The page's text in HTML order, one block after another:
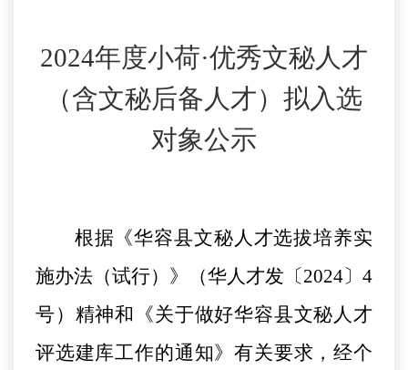
2024年度小荷·优秀文秘人才
（含文秘后备人才）拟入选
对象公示
根据《华容县文秘人才选拔培养实
施办法（试行）》（华人才发〔2024〕 4
号）精神和《关于做好华容县文秘人才
评选建库工作的通知》有关要求，经个